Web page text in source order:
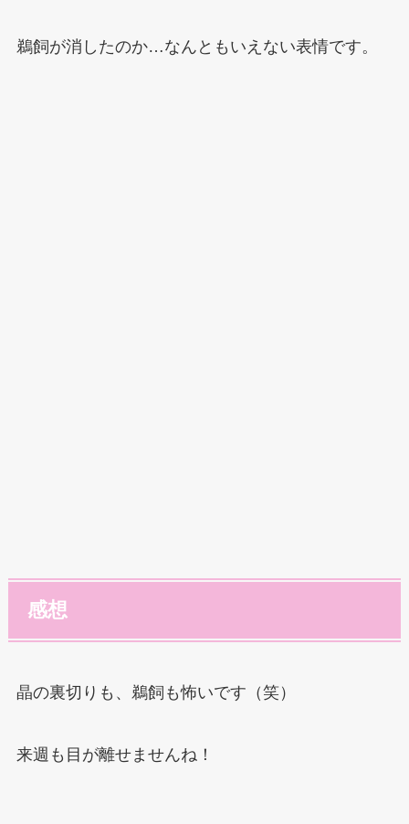
鵜飼が消したのか…なんともいえない表情です。
感想
晶の裏切りも、鵜飼も怖いです（笑）
来週も目が離せませんね！